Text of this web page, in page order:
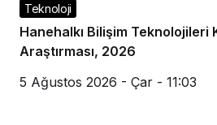
Teknoloji
Hanehalkı Bilişim Teknolojileri
Araştırması, 2026
5 Ağustos 2026 - Çar - 11:03